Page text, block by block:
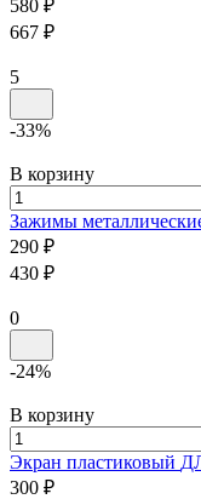
580 ₽
667 ₽
5
-33%
В корзину
Зажимы
290 ₽
430 ₽
0
-24%
В корзину
⁠Экран пластиковый
300 ₽